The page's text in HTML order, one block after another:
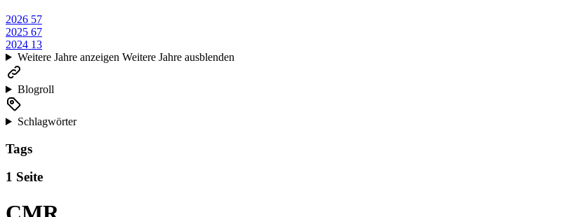
2026 57
2025 67
2024 13
Weitere Jahre anzeigen Weitere Jahre ausblenden
Blogroll
Schlagwörter
Tags
1 Seite